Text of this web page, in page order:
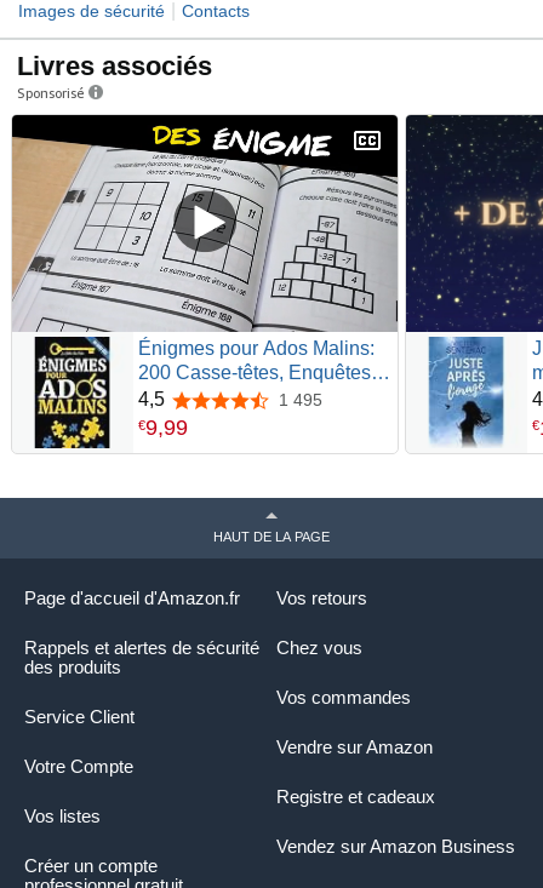
Images de sécurité Contacts
Livres associés
Sponsorisé
Énigmes pour Ados Malins:
200 Casse-têtes, Enquêtes
policières et jeux de logique
à résoudre (+solutions) | Pour
4,5 4,5 sur 5 étoiles
1 495
€9,99 €
HAUT DE LA PAGE
Vos retours
Chez vous
Vos commandes
Vendre sur Amazon
Registre et cadeaux
Vendez sur Amazon Business
Page d'accueil d'Amazon.fr
Rappels et alertes de sécurité
des produits
Service Client
Votre Compte
Vos listes
Créer un compte